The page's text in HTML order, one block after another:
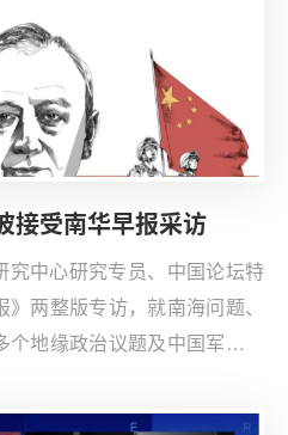
接受南华早报采访​
究中心研究专员、中国论坛特
两整版专访，就南海问题、
地缘政治议题及中国军力发